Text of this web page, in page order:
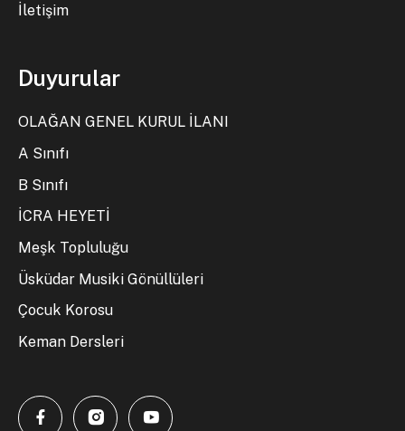
İletişim
Duyurular
OLAĞAN GENEL KURUL İLANI
A Sınıfı
B Sınıfı
İCRA HEYETİ
Meşk Topluluğu
Üsküdar Musiki Gönüllüleri
Çocuk Korosu
Keman Dersleri